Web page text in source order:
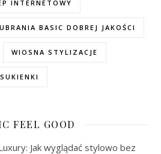
INTERNETOWY
UBRANIA BASIC DOBREJ JAKOŚCI
WIOSNA STYLIZACJE
FEEL GOOD
Jak wyglądać stylowo bez